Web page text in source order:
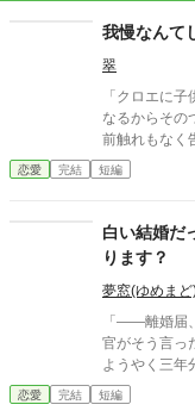
我慢なんて
翠
「クロエに
なるからそのつもりでいて
前触れもなく
間”の契約を終わらせる
とはしない。 不
切り捨ててし
恋愛 完結 短編
白い結婚だ
ります？
夢窓(ゆめまど
「――離婚届、
官がそう言ったと
ようやく三年分の無
婚”。 夫の顔
噂すらない。 だから、はい、離婚。勝手に。 白い結婚だったの
恋愛 完結 短編